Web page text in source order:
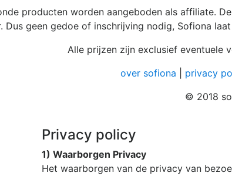
producten worden aangeboden als affiliate.
Dus geen gedoe of inschrijving nodig, Sofiona
Alle prijzen zijn exclusief eventuele
over sofiona
privacy
© 2018
Privacy policy
1) Waarborgen Privacy
Het waarborgen van de privacy van